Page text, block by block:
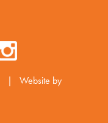
|
Website by